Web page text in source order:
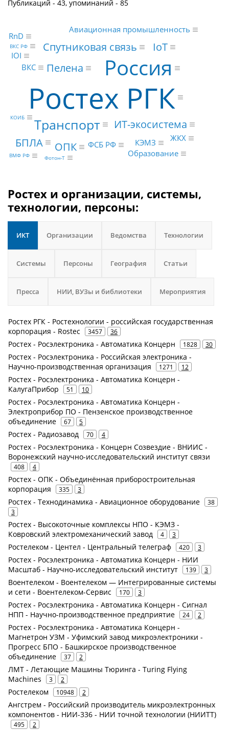
Публикаций - 43, упоминаний - 85
Ростех РГК
Россия
Транспорт ИТ-экосистема
Пелена
IoT
Спутниковая связь
БПЛА ОПК ФСБ РФ
ВКС
КЭМЗ
Образование
Авиационная промышленность
RnD
ЖКХ
IOI
ВМФ РФ
ВКС РФ
Фотон‑Т
КОИБ
Ростех и организации, системы,
технологии, персоны:
ИКТ Организации Ведомства Технологии
Системы Персоны География Статьи
Пресса НИИ, ВУЗы и библиотеки Мероприятия
Ростех РГК - Ростехнологии - российская государственная
корпорация - Rostec
3457 36
Ростех - Росэлектроника - Автоматика Концерн 1828 30
Ростех - Росэлектроника - Российская электроника -
Научно-производственная организация
1271 12
Ростех - Росэлектроника - Автоматика Концерн -
КалугаПрибор
51 10
Ростех - Росэлектроника - Автоматика Концерн -
Электроприбор ПО - Пензенское производственное
объединение
67 5
Ростех - Радиозавод 70 4
Ростех - Росэлектроника - Концерн Созвездие - ВНИИС -
Воронежский научно-исследовательский институт связи
408 4
Ростех - ОПК - Объединённая приборостроительная
корпорация
335 3
Ростех - Технодинамика - Авиационное оборудование
38
3
Ростех - Высокоточные комплексы НПО - КЭМЗ -
Ковровский электромеханический завод
4 3
Ростелеком - Центел - Центральный телеграф 420 3
Ростех - Росэлектроника - Автоматика Концерн - НИИ
Масштаб - Научно-исследовательский институт
139 3
Воентелеком - Воентелеком — Интегрированные системы
и сети - Воентелеком-Сервис
170 3
Ростех - Росэлектроника - Автоматика Концерн - Сигнал
НПП - Научно-производственное предприятие
24 2
Ростех - Росэлектроника - Автоматика Концерн -
Магнетрон УЗМ - Уфимский завод микроэлектроники -
Прогресс БПО - Башкирское производственное
объединение
37 2
ЛМТ - Летающие Машины Тюринга - Turing Flying
Machines
3 2
Ростелеком 10948 2
Ангстрем - Российский производитель микроэлектронных
компонентов - НИИ-336 - НИИ точной технологии (НИИТТ)
495 2